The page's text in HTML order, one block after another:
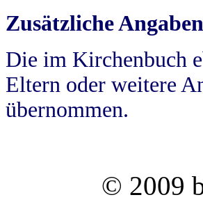
Zusätzliche
Die im Kirchenbuch
Eltern oder weitere
übernommen.
© 2009